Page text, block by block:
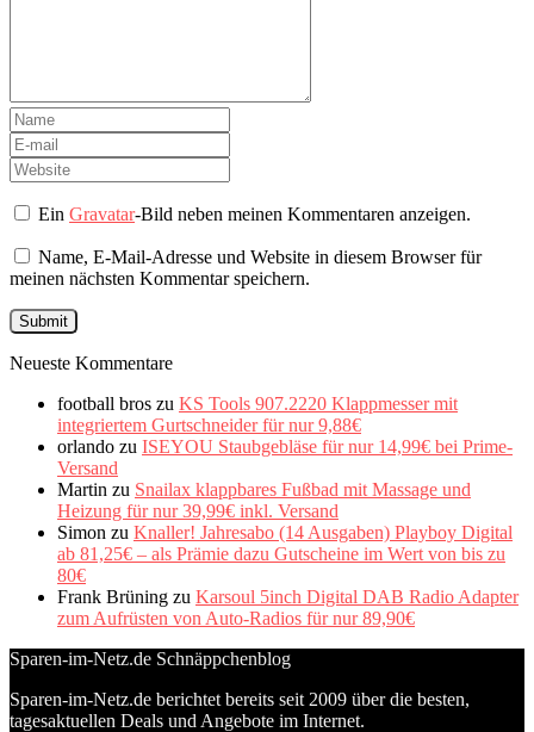
EinGravatar-Bild neben meinen Kommentaren anzeigen.
Name, E-Mail-Adresse und Website in diesem Browser für
meinen nächsten Kommentar speichern.
Neueste Kommentare
football bros zu KS Tools 907.2220 Klappmesser mit
integriertem Gurtschneider für nur 9,88€
orlando zu ISEYOU Staubgebläse für nur 14,99€ bei Prime-
Versand
Martin zu Snailax klappbares Fußbad mit Massage und
Heizung für nur 39,99€ inkl. Versand
Simon zu Knaller! Jahresabo (14 Ausgaben) Playboy Digital
ab 81,25€ – als Prämie dazu Gutscheine im Wert von bis zu
80€
Frank Brüning zu Karsoul 5inch Digital DAB Radio Adapter
zum Aufrüsten von Auto-Radios für nur 89,90€
Sparen-im-Netz.de Schnäppchenblog
Sparen-im-Netz.de berichtet bereits seit 2009 über die besten,
tagesaktuellen Deals und Angebote im Internet.